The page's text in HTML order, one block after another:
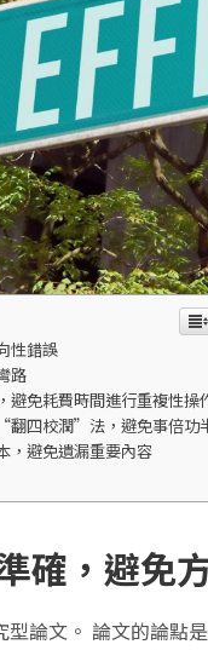
性錯誤
路
避免耗費時間進行重複性操
翻四校潤”法，避免事倍功
，避免遺漏重要內容
確，避免
論文。 論文的論點